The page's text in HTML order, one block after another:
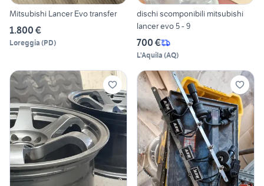
Mitsubishi Lancer Evo transfer
1.800 €
Loreggia (PD)
dischi scomponibili mitsubishi
lancer evo 5 - 9
700 €
L'Aquila (AQ)